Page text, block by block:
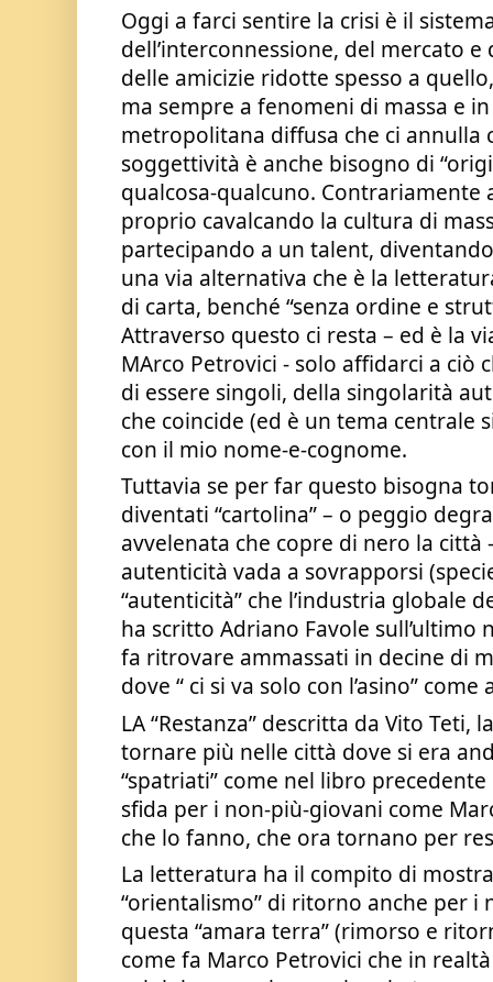
Oggi a farci sentire la crisi è il
dell’interconnessione, del mercato
delle amicizie ridotte spesso a
ma sempre a fenomeni di massa e
metropolitana diffusa che ci annulla
soggettività è anche bisogno di
qualcosa-qualcuno. Contrariamente
proprio cavalcando la cultura di
partecipando a un talent, diventando
una via alternativa che è la
di carta, benché “senza ordine e
Attraverso questo ci resta – ed è la
MArco Petrovici - solo affidarci a ciò
di essere singoli, della singolarità
che coincide (ed è un tema centrale
con il mio nome-e-cognome.
Tuttavia se per far questo bisogna
diventati “cartolina” – o peggio
avvelenata che copre di nero la città
autenticità vada a sovrapporsi
“autenticità” che l’industria globale
ha scritto Adriano Favole sull’ultimo
fa ritrovare ammassati in decine di
dove “ ci si va solo con l’asino”
LA “Restanza” descritta da Vito Teti,
tornare più nelle città dove si era
“spatriati” come nel libro
sfida per i non-più-giovani come
che lo fanno, che ora tornano per
La letteratura ha il compito di
“orientalismo” di ritorno anche per i
questa “amara terra” (rimorso e
come fa Marco Petrovici che in